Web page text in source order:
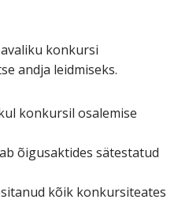
konkursi
andja leidmiseks.
konkursil osalemise
õigusaktides sätestatud
kõik konkursiteates